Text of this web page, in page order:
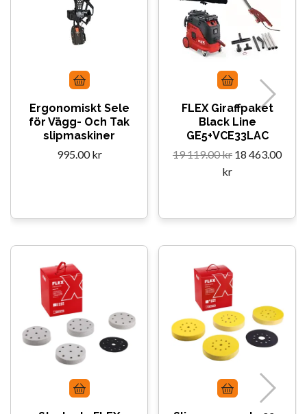
Ergonomiskt Sele
för Vägg- Och Tak
slipmaskiner
995.00 kr
FLEX Giraffpaket
Black Line
GE5+VCE33LAC
19 119.00 kr 18 463.00
kr